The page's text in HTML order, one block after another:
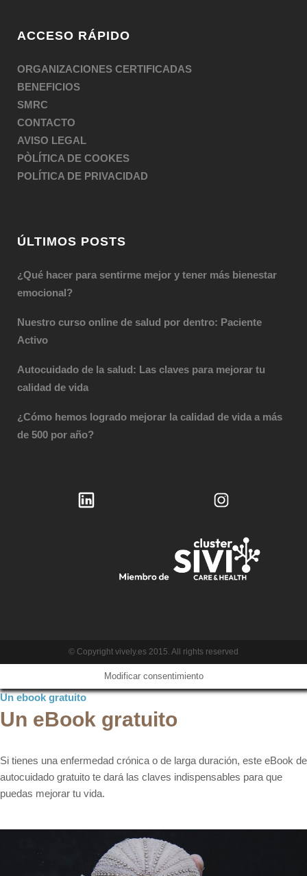
ACCESO RÁPIDO
ORGANIZACIONES CERTIFICADAS
BENEFICIOS
SMRC
CONTACTO
AVISO LEGAL
PÒLÍTICA DE COOKES
POLÍTICA DE PRIVACIDAD
ÚLTIMOS POSTS
¿Qué hacer para sentirme mejor y tener más bienestar
emocional?
Nuestro curso online de salud por dentro: Paciente
Activo
Autocuidado de la salud: Las claves para mejorar tu
calidad de vida
¿Cómo hemos logrado mejorar la calidad de vida a más
de 500 por año?
© Copyright vively.es 2015. All rights reserved
Modificar consentimiento
Un ebook gratuito
Un eBook gratuito
Si tienes una enfermedad crónica o de larga duración, este eBook de
autocuidado gratuito te dará las claves indispensables para que
puedas mejorar tu vida.